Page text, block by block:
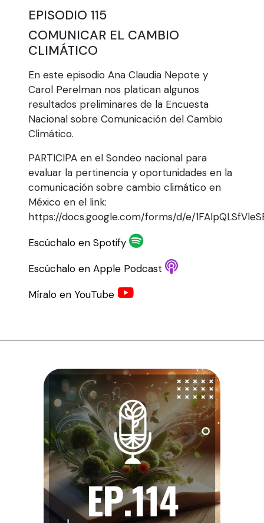
EPISODIO 115
COMUNICAR EL CAMBIO
CLIMÁTICO
En este episodio Ana Claudia Nepote y
Carol Perelman nos platican algunos
resultados preliminares de la Encuesta
Nacional sobre Comunicación del Cambio
Climático.
PARTICIPA en el Sondeo nacional para
evaluar la pertinencia y oportunidades en la
comunicación sobre cambio climático en
México en el link:
https://docs.google.com/forms/d/e/
Escúchalo en Spotify
Escúchalo en Apple Podcast
Míralo en YouTube